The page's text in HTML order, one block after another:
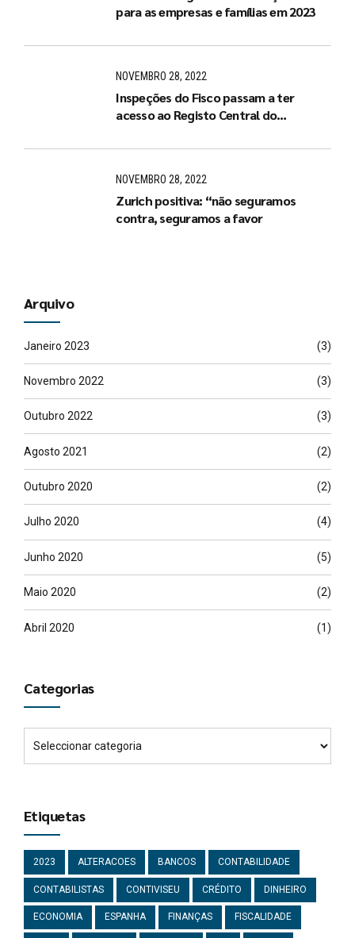
para as empresas e famílias em 2023
NOVEMBRO 28, 2022
Inspeções do Fisco passam a ter
acesso ao Registo Central do
NOVEMBRO 28, 2022
Zurich positiva: “não seguramos
contra, seguramos a favor
Arquivo
Janeiro 2023 (3)
Novembro 2022 (3)
Outubro 2022 (3)
Agosto 2021 (2)
Outubro 2020 (2)
Julho 2020 (4)
Junho 2020 (5)
Maio 2020 (2)
Abril 2020 (1)
Categorias
Etiquetas
2023 ALTERACOES BANCOS CONTABILIDADE
CONTABILISTAS CONTIVISEU CRÉDITO DINHEIRO
ECONOMIA ESPANHA FINANÇAS FISCALIDADE